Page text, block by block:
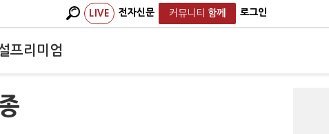
LIVE 전자신문 커뮤니티 함께 로그인
프리미엄